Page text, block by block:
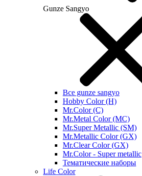
Gunze Sangyo
Все gunze sangyo
Hobby Color (H)
Mr.Color (C)
Mr.Metal Color (MC)
Mr.Super Metallic (SM)
Mr.Metallic Color (GX)
Mr.Clear Color (GX)
Mr.Color - Super metallic
Тематические наборы
Life Color